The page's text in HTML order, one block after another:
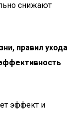
снижают
правил ухода
эффект и